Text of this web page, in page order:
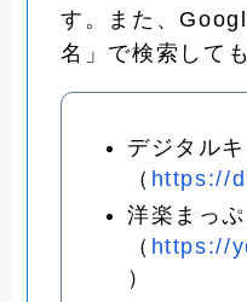
す。また、
名」で検索して
デジタル
（ https://
洋楽まっぷ
（ https://
）